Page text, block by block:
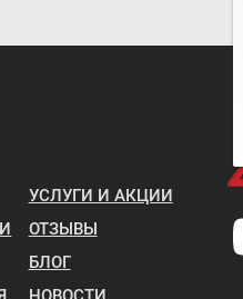
УСЛУГИ И АКЦИИ
ОТЗЫВЫ
БЛОГ